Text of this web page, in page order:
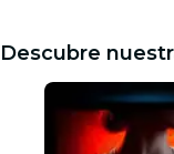
Descubre